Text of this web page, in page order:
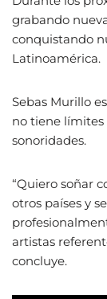
grabando
conquistando
Latinoamérica.
Sebas Murillo
no tiene límites
sonoridades.
“Quiero soñar
otros países y
artistas
concluye.